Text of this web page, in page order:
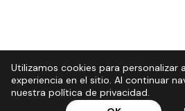
Utilizamos cookies para personalizar
experiencia en el sitio. Al continuar
nuestra política de privacidad.